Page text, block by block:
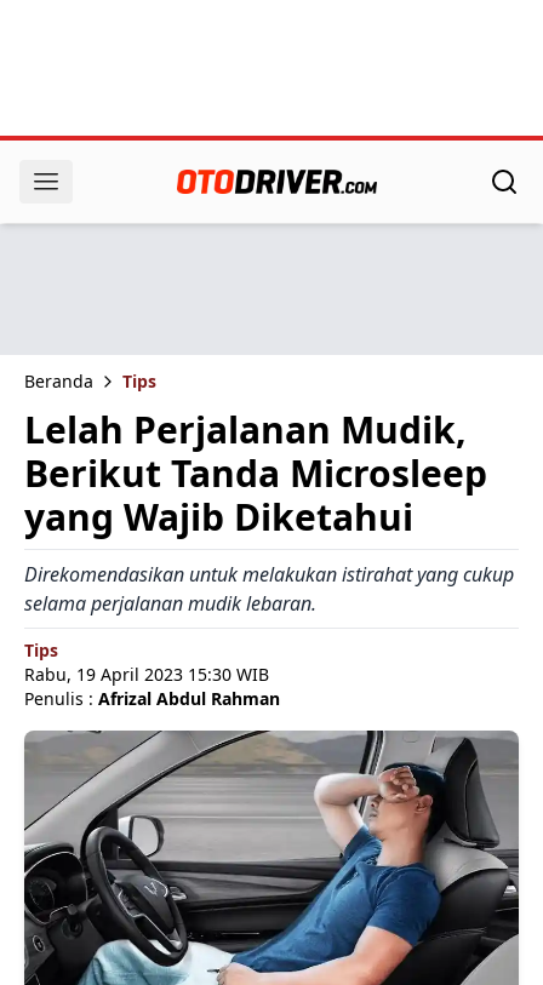
Beranda Tips
Lelah Perjalanan Mudik,
Berikut Tanda Microsleep
yang Wajib Diketahui
Direkomendasikan untuk melakukan istirahat yang cukup
selama perjalanan mudik lebaran.
Tips
Rabu, 19 April 2023 15:30 WIB
Penulis : Afrizal Abdul Rahman